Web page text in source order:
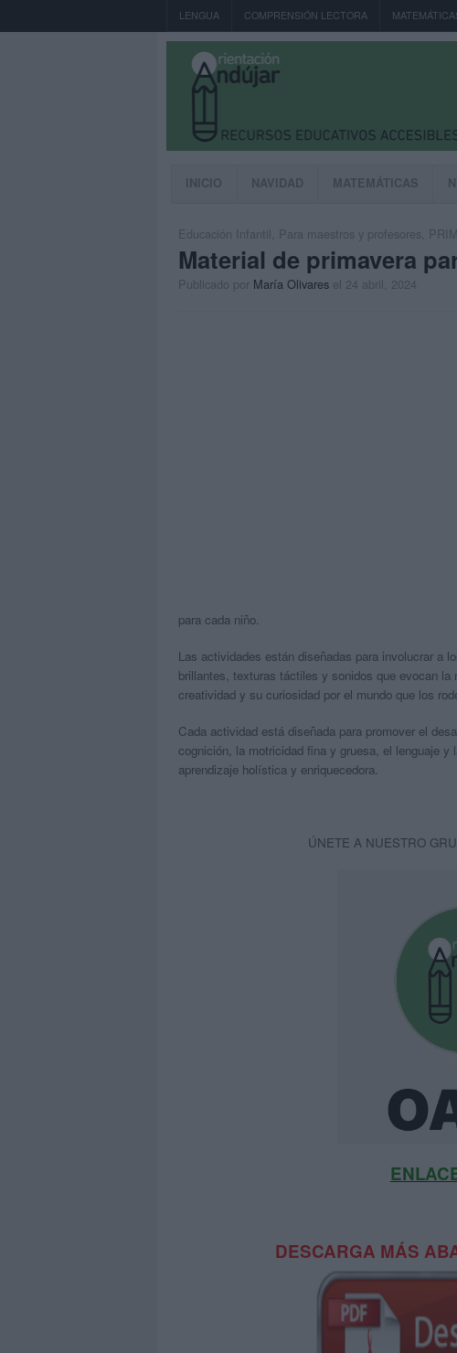
LENGUA COMPRENSIÓN LECTORA
INICIO NAVIDAD MATEMÁTICAS
Educación Infantil Para maestros y profesores
Material de primavera
Publicado por María Olivares el 24 abril, 2024
para cada niño.
Las actividades están diseñadas para involucrar a
brillantes, texturas táctiles y sonidos que evocan
creatividad y su curiosidad por el mundo que los
Cada actividad está diseñada para promover el
cognición, la motricidad fina y gruesa, el lenguaje
aprendizaje holística y enriquecedora.
ÚNETE A NUESTRO
DESCARGA MÁS